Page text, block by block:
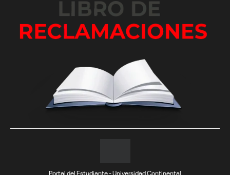
Portal del Estudiante - Universidad Continental